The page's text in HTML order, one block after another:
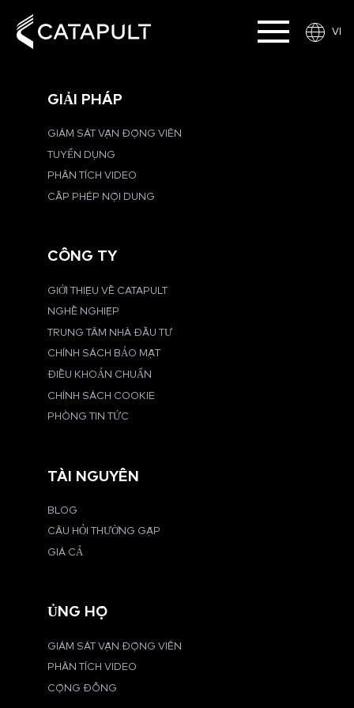
VI
GIẢI PHÁP
GIÁM SÁT VẬN ĐỘNG VIÊN
TUYỂN DỤNG
PHÂN TÍCH VIDEO
CẤP PHÉP NỘI DUNG
CÔNG TY
GIỚI THIỆU VỀ CATAPULT
NGHỀ NGHIỆP
TRUNG TÂM NHÀ ĐẦU TƯ
CHÍNH SÁCH BẢO MẬT
ĐIỀU KHOẢN CHUẨN
CHÍNH SÁCH COOKIE
PHÒNG TIN TỨC
TÀI NGUYÊN
BLOG
CÂU HỎI THƯỜNG GẶP
GIÁ CẢ
ỦNG HỘ
GIÁM SÁT VẬN ĐỘNG VIÊN
PHÂN TÍCH VIDEO
CỘNG ĐỒNG